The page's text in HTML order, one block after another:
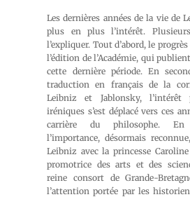
Les dernières années de la vie de
plus en plus l’intérêt.
l’expliquer. Tout d’abord, le
l’édition de l’Académie, qui
cette dernière période. En
traduction en français de la
Leibniz et Jablonsky,
iréniques s’est déplacé vers ces
carrière du philosophe.
l’importance, désormais
Leibniz avec la princesse Caroline
promotrice des arts et des
reine consort de Grande-
l’attention portée par les